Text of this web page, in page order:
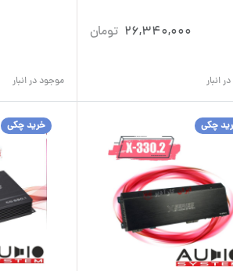
26,340,000 تومان
انبار موجود در انبار
چکی خرید چکی